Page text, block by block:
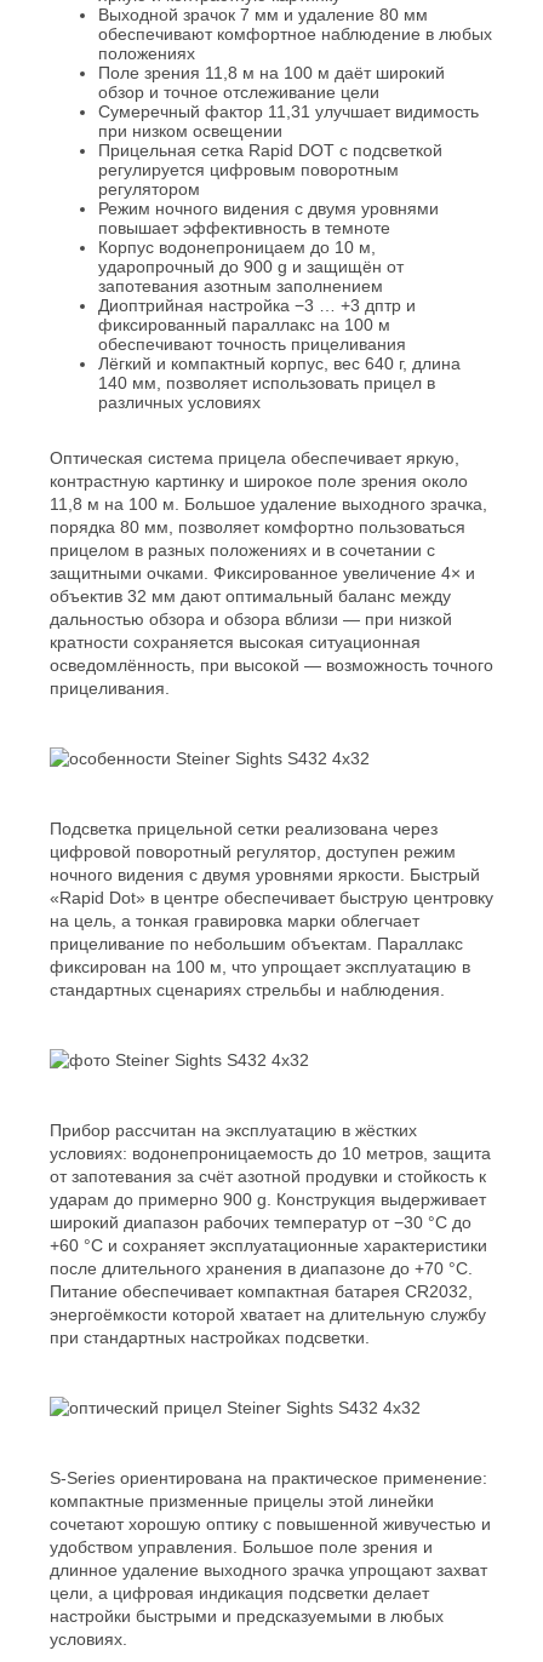
Выходной зрачок 7 мм и удаление 80 мм
обеспечивают комфортное наблюдение в любых
положениях
Поле зрения 11,8 м на 100 м даёт широкий
обзор и точное отслеживание цели
Сумеречный фактор 11,31 улучшает видимость
при низком освещении
Прицельная сетка Rapid DOT с подсветкой
регулируется цифровым поворотным
регулятором
Режим ночного видения с двумя уровнями
повышает эффективность в темноте
Корпус водонепроницаем до 10 м,
ударопрочный до 900 g и защищён от
запотевания азотным заполнением
Диоптрийная настройка −3 … +3 дптр и
фиксированный параллакс на 100 м
обеспечивают точность прицеливания
Лёгкий и компактный корпус, вес 640 г, длина
140 мм, позволяет использовать прицел в
различных условиях
Оптическая система прицела обеспечивает яркую,
контрастную картинку и широкое поле зрения около
11,8 м на 100 м. Большое удаление выходного зрачка,
порядка 80 мм, позволяет комфортно пользоваться
прицелом в разных положениях и в сочетании с
защитными очками. Фиксированное увеличение 4× и
объектив 32 мм дают оптимальный баланс между
дальностью обзора и обзора вблизи — при низкой
кратности сохраняется высокая ситуационная
осведомлённость, при высокой — возможность точного
прицеливания.
Подсветка прицельной сетки реализована через
цифровой поворотный регулятор, доступен режим
ночного видения с двумя уровнями яркости. Быстрый
«Rapid Dot» в центре обеспечивает быструю центровку
на цель, а тонкая гравировка марки облегчает
прицеливание по небольшим объектам. Параллакс
фиксирован на 100 м, что упрощает эксплуатацию в
стандартных сценариях стрельбы и наблюдения.
Прибор рассчитан на эксплуатацию в жёстких
условиях: водонепроницаемость до 10 метров, защита
от запотевания за счёт азотной продувки и стойкость к
ударам до примерно 900 g. Конструкция выдерживает
широкий диапазон рабочих температур от −30 °C до
+60 °C и сохраняет эксплуатационные характеристики
после длительного хранения в диапазоне до +70 °C.
Питание обеспечивает компактная батарея CR2032,
энергоёмкости которой хватает на длительную службу
при стандартных настройках подсветки.
S-Series ориентирована на практическое применение:
компактные призменные прицелы этой линейки
сочетают хорошую оптику с повышенной живучестью и
удобством управления. Большое поле зрения и
длинное удаление выходного зрачка упрощают захват
цели, а цифровая индикация подсветки делает
настройки быстрыми и предсказуемыми в любых
условиях.